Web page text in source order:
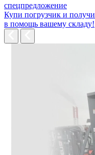
спецпредложение
Купи погрузчик и получи
в помощь вашему складу!